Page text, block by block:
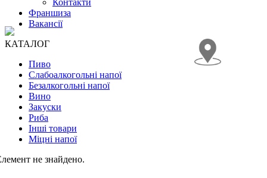
Контакти
Франшиза
Вакансії
КАТАЛОГ
Пиво
Слабоалкогольні напої
Безалкогольні напої
Вино
Закуски
Риба
Інші товари
Міцні напої
не знайдено.